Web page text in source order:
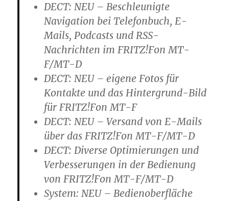
DECT: NEU – Beschleunigte
Navigation bei Telefonbuch, E-
Mails, Podcasts und RSS-
Nachrichten im FRITZ!Fon MT-
F/MT-D
DECT: NEU – eigene Fotos für
Kontakte und das Hintergrund-Bild
für FRITZ!Fon MT-F
DECT: NEU – Versand von E-Mails
über das FRITZ!Fon MT-F/MT-D
DECT: Diverse Optimierungen und
Verbesserungen in der Bedienung
von FRITZ!Fon MT-F/MT-D
System: NEU – Bedienoberfläche